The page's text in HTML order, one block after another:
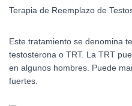
Terapia de Reemplazo de
Este tratamiento se denomina
testosterona o TRT. La TRT
en algunos hombres. Puede
fuertes.